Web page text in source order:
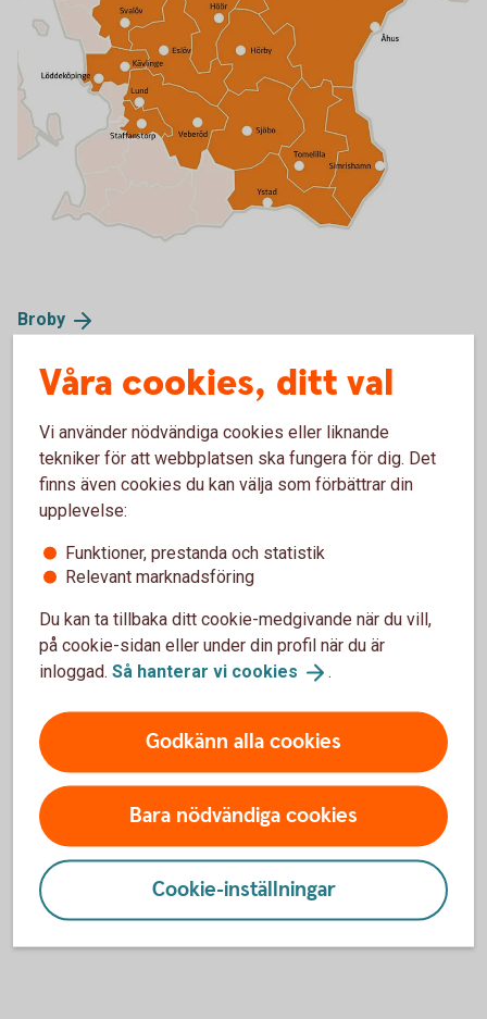
Broby
Hässleholm
Hörby
Höör
KristianstadBjörkhem
Kristianstad City
KristianstadNäsby
Lund Byggmästaregatan 4,Ledningskontor
Lund Kyrkogatan9
Lund Ideon Gateway
Löddeköpinge
Osby
Sjöbo
Staffanstorp
Svalöv
Tomelilla
Veberöd
Ystad
Åhus
Våra cookies, ditt val
Vi använder nödvändiga cookies eller liknande
tekniker för att webbplatsen ska fungera för dig. Det
finns även cookies du kan välja som förbättrar din
upplevelse:
Funktioner, prestanda och statistik
Relevant marknadsföring
Du kan ta tillbaka ditt cookie-medgivande när du vill,
på cookie-sidan eller under din profil när du är
inloggad. Så hanterar vi cookies .
Godkänn alla cookies
Bara nödvändiga cookies
Cookie-inställningar